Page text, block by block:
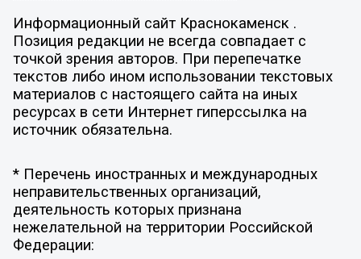
Информационный сайт Краснокаменск .
Позиция редакции не всегда совпадает с
точкой зрения авторов. При перепечатке
текстов либо ином использовании текстовых
материалов с настоящего сайта на иных
ресурсах в сети Интернет гиперссылка на
источник обязательна.
* Перечень иностранных и международных
неправительственных организаций,
деятельность которых признана
нежелательной на территории Российской
Федерации: